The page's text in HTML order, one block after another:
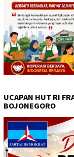
UCAPAN HUT RI
BOJONEGORO